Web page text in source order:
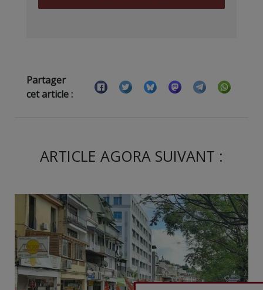
Partager
cet article :
ARTICLE AGORA SUIVANT :